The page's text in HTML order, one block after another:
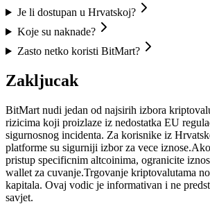
Je li dostupan u Hrvatskoj?
Koje su naknade?
Zasto netko koristi BitMart?
Zakljucak
BitMart nudi jedan od najsirih izbora
rizicima koji proizlaze iz nedostatka EU
sigurnosnog incidenta. Za korisnike iz
platforme su sigurniji izbor za vece iznose.
pristup specificnim altcoinima, ogranicite
wallet za cuvanje.Trgovanje kriptovalutama
kapitala. Ovaj vodic je informativan i ne
savjet.